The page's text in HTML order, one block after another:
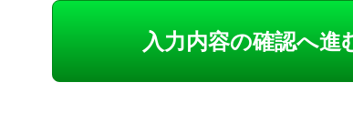
、お客様がどのようなサービスに興味をお持ちなのか分析した
だく場合があります。もしこうしたクッキーを利用した情報収
否に設定することも可能です。ただし、その際はコンテンツに
入力内容の確認へ進